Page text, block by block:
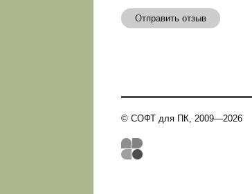
Отправить отзыв
© СОФТ для ПК, 2009—2026